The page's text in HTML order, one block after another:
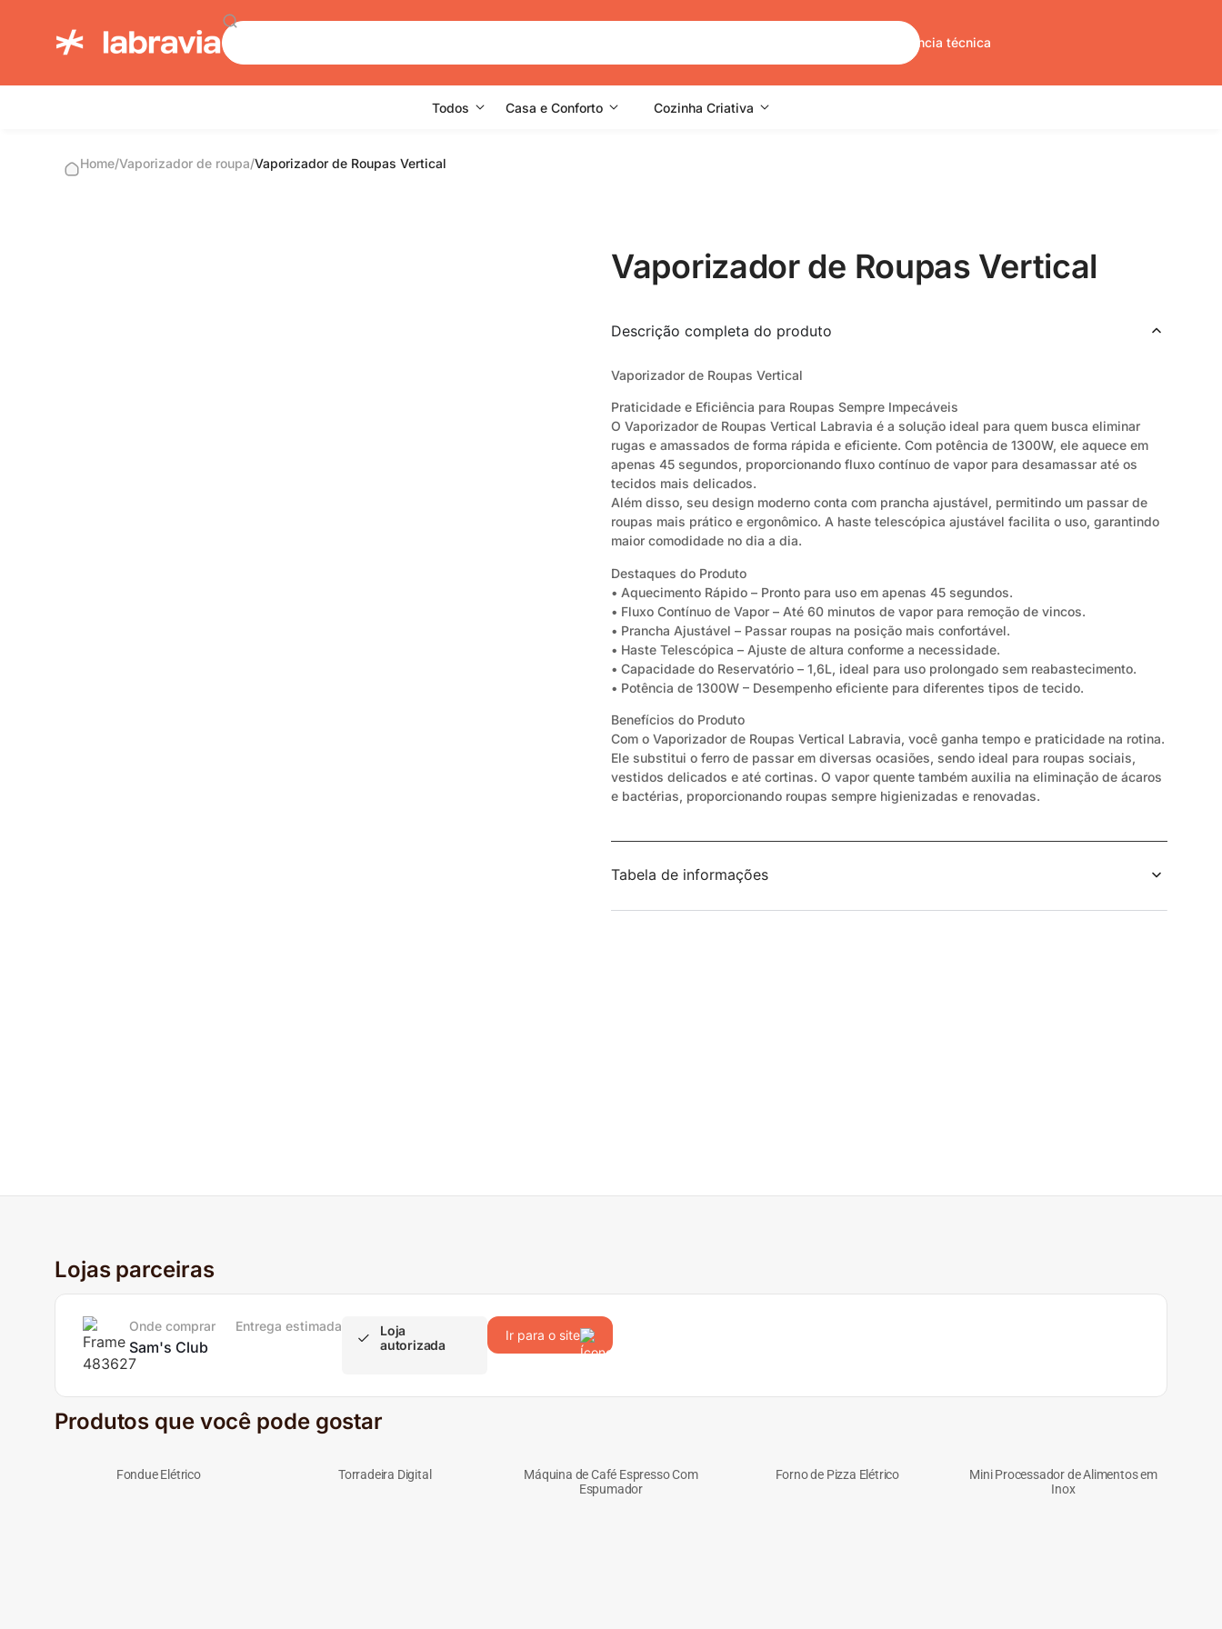
Assistência técnica
Todos Casa e Conforto Cozinha Criativa
Home/Vaporizador de roupa/Vaporizador de Roupas Vertical
Vaporizador de Roupas Vertical
Descrição completa do produto
Vaporizador de Roupas Vertical
Praticidade e Eficiência para Roupas Sempre Impecáveis
O Vaporizador de Roupas Vertical Labravia é a solução ideal para quem busca eliminar
rugas e amassados de forma rápida e eficiente. Com potência de 1300W, ele aquece em
apenas 45 segundos, proporcionando fluxo contínuo de vapor para desamassar até os
tecidos mais delicados.
Além disso, seu design moderno conta com prancha ajustável, permitindo um passar de
roupas mais prático e ergonômico. A haste telescópica ajustável facilita o uso, garantindo
maior comodidade no dia a dia.
Destaques do Produto
• Aquecimento Rápido – Pronto para uso em apenas 45 segundos.
• Fluxo Contínuo de Vapor – Até 60 minutos de vapor para remoção de vincos.
• Prancha Ajustável – Passar roupas na posição mais confortável.
• Haste Telescópica – Ajuste de altura conforme a necessidade.
• Capacidade do Reservatório – 1,6L, ideal para uso prolongado sem reabastecimento.
• Potência de 1300W – Desempenho eficiente para diferentes tipos de tecido.
Benefícios do Produto
Com o Vaporizador de Roupas Vertical Labravia, você ganha tempo e praticidade na rotina.
Ele substitui o ferro de passar em diversas ocasiões, sendo ideal para roupas sociais,
vestidos delicados e até cortinas. O vapor quente também auxilia na eliminação de ácaros
e bactérias, proporcionando roupas sempre higienizadas e renovadas.
Tabela de informações
Lojas parceiras
Onde comprar
Sam's Club
Entrega estimada
Loja
autorizada
Ir para o site
Produtos que você pode gostar
Fondue Elétrico Torradeira Digital
Máquina de Café Espresso Com
Espumador
Forno de Pizza Elétrico
Mini Processador de Alimentos em
Inox